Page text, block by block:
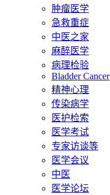
肿瘤医学
急救重症
中医之家
麻醉医学
病理检验
Bladder Cancer
精神心理
传染病学
医护检索
医学考试
专家访谈等
医学会议
中医
医学论坛